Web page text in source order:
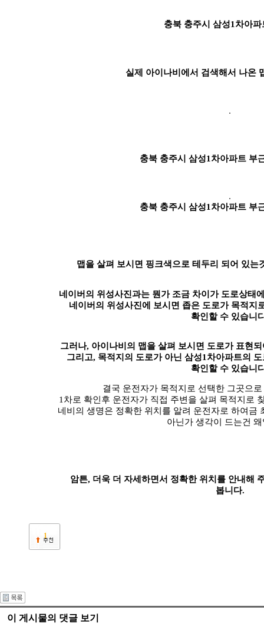
충북 충주시 삼성1차아파
실제 아이나비에서 검색해서 나온
충북 충주시 삼성1차아파트 부
충북 충주시 삼성1차아파트 부
맵을 살펴 보시면 핑크색으로 테두리 되어 있는
네이버의 위성사진과는 뭔가 조금 차이가 도로상태
네이버의 위성사진에 보시면 좁은 도로가 목적지
확인할 수 있습니
그러나, 아이나비의 맵을 살펴 보시면 도로가 표현
그리고, 목적지의 도로가 아닌 삼성1차아파트의
확인할 수 있습니
결국 운전자가 목적지로 선택한 그곳으
1차로 확인후 운전자가 직접 주변을 살펴 목적지로
네비의 생명은 정확한 위치를 알려 운전자로 하여금
아닌가 생각이 드는건 왜
암튼, 더욱 더 자세하면서 정확한 위치를 안내해
봅니다.
1
이 게시물의 댓글 보기